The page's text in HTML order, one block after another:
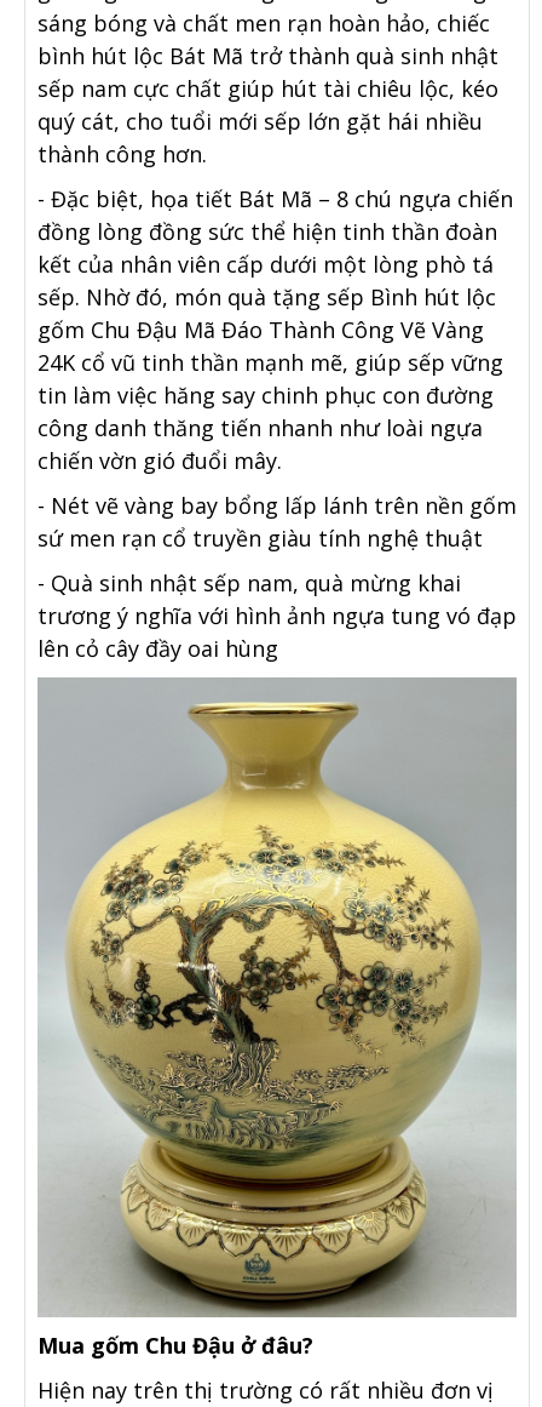
sáng bóng và chất men rạn hoàn hảo, chiếc
bình hút lộc Bát Mã trở thành quà sinh nhật
sếp nam cực chất giúp hút tài chiêu lộc, kéo
quý cát, cho tuổi mới sếp lớn gặt hái nhiều
thành công hơn.
- Đặc biệt, họa tiết Bát Mã – 8 chú ngựa chiến
đồng lòng đồng sức thể hiện tinh thần đoàn
kết của nhân viên cấp dưới một lòng phò tá
sếp. Nhờ đó, món quà tặng sếp Bình hút lộc
gốm Chu Đậu Mã Đáo Thành Công Vẽ Vàng
24K cổ vũ tinh thần mạnh mẽ, giúp sếp vững
tin làm việc hăng say chinh phục con đường
công danh thăng tiến nhanh như loài ngựa
chiến vờn gió đuổi mây.
- Nét vẽ vàng bay bổng lấp lánh trên nền gốm
sứ men rạn cổ truyền giàu tính nghệ thuật
- Quà sinh nhật sếp nam, quà mừng khai
trương ý nghĩa với hình ảnh ngựa tung vó đạp
lên cỏ cây đầy oai hùng
Mua gốm Chu Đậu ở đâu?
Hiện nay trên thị trường có rất nhiều đơn vị